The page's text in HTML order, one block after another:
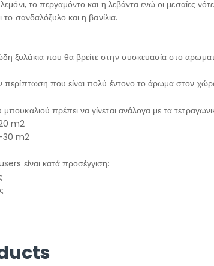
το περγαμόντο και η λεβάντα ενώ οι μεσαίες
το σανδαλόξυλο και η βανίλια.
ξυλάκια που θα βρείτε στην συσκευασία στο
περίπτωση που είναι πολύ έντονο το άρωμα στον
μπουκαλιού πρέπει να γίνεται ανάλογα με τα
m2
30 m2
είναι κατά προσέγγιση: